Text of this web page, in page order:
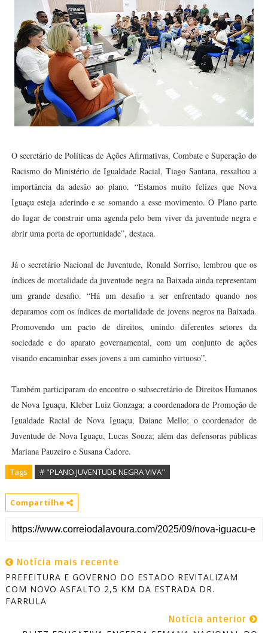
O secretário de Políticas de Ações Afirmativas, Combate e Superação do
Racismo do Ministério de Igualdade Racial, Tiago Santana, ressaltou a
importância da adesão ao plano. “Estamos muito felizes que Nova
Iguaçu esteja aderindo e se somando a esse movimento. O Plano parte
do lugar de construir uma agenda pelo bem viver da juventude negra e
abrir uma porta de oportunidade”, destaca.
Já o secretário Nacional de Juventude, Ronald Sorriso, lembrou que os
índices de mortalidade da juventude negra na Baixada ainda representam
um grande desafio. “Há um desafio a ser enfrentado quando nos
deparamos com os índices de mortalidade de jovens negros na Baixada.
Promovendo um pacto de direitos, unindo diferentes setores da
sociedade e do aparato governamental, com um conjunto de ações
visando encaminhar esses jovens a um caminho virtuoso”.
Também participaram do encontro o subsecretário de Direitos Humanos
de Nova Iguaçu, Kleber Luiz Gonzaga; a coordenadora de Promoção de
Igualdade Racial de Nova Iguaçu, Daiane Mello; o coordenador de
Juventude de Nova Iguaçu, Lucas Souza; além das defensoras públicas
Mariana Pauzeiro e Susana Cadore.
Tags # "PLANO JUVENTUDE NEGRA VIVA"
Compartilhe
Notícia mais recente
PREFEITURA E GOVERNO DO ESTADO REVITALIZAM
COM NOVO ASFALTO 2,5 KM DA ESTRADA DR.
FARRULA
Notícia anterior